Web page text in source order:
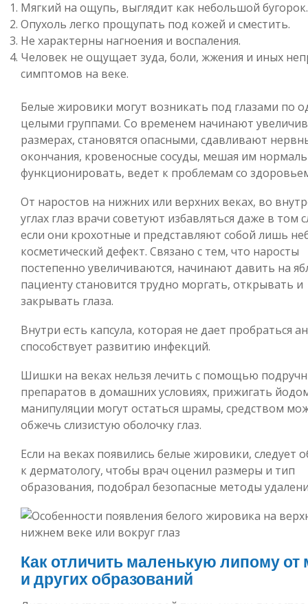
Мягкий на ощупь, выглядит как небольшой бугорок.
Опухоль легко прощупать под кожей и сместить.
Не характерны нагноения и воспаления.
Человек не ощущает зуда, боли, жжения и иных
симптомов на веке.
Белые жировики могут возникать под глазами по
целыми группами. Со временем начинают
размерах, становятся опасными, сдавливают
окончания, кровеносные сосуды, мешая им
функционировать, ведет к проблемам со
От наростов на нижних или верхних веках, во
углах глаз врачи советуют избавляться даже в том
если они крохотные и представляют собой лишь
косметический дефект. Связано с тем, что наросты
постепенно увеличиваются, начинают давить на
пациенту становится трудно моргать, открывать и
закрывать глаза.
Внутри есть капсула, которая не дает пробраться
способствует развитию инфекций.
Шишки на веках нельзя лечить с помощью
препаратов в домашних условиях, прижигать
манипуляции могут остаться шрамы, средством
обжечь слизистую оболочку глаз.
Если на веках появились белые жировики, следует
к дерматологу, чтобы врач оценил размеры и тип
образования, подобрал безопасные методы
Как отличить маленькую липому от
и других образований